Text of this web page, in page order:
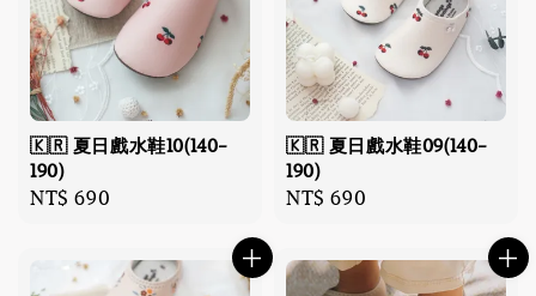
🇰🇷 夏日戲水鞋10(140-
190)
Regular
NT$ 690
🇰🇷 夏日戲水鞋09(140-
190)
Regular
NT$ 690